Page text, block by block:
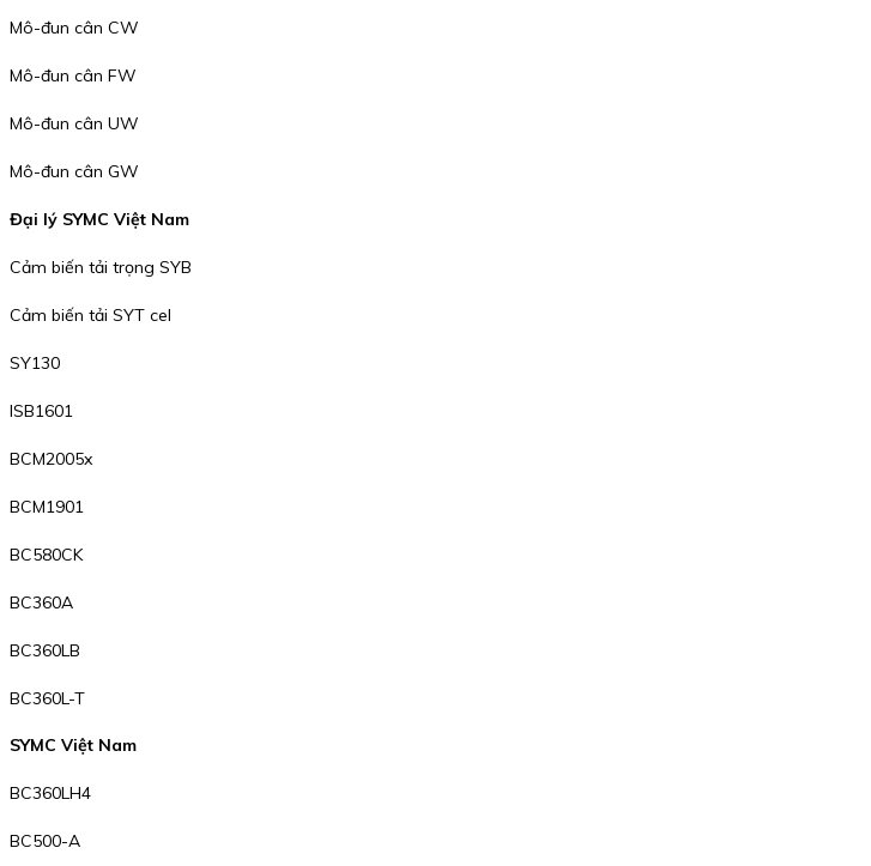
Mô-đun cân CW
Mô-đun cân FW
Mô-đun cân UW
Mô-đun cân GW
Đại lý SYMC Việt Nam
Cảm biến tải trọng SYB
Cảm biến tải SYT cel
SY130
ISB1601
BCM2005x
BCM1901
BC580CK
BC360A
BC360LB
BC360L-T
SYMC Việt Nam
BC360LH4
BC500-A